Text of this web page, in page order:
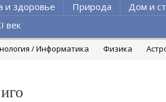
и здоровье Природа
Дом и
век
/ Информатика Физика